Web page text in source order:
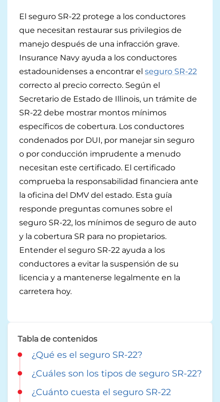
Seguro de bote
Seguro de Propiedad
Seguro de Casa
Seguro de Inquilinos
Protección Personal
Seguro de Vida
Seguro de Auto para Mexico
Telemedicina
Seguro de Negocios
Seguro de Negocios
Seguro de Auto Comercial
Seguro de Transporte Compartido
Productos Adicionales
Asistencia en Carretera
Grua y Reembolso de Alquiler
Ubicaciones
Illinois
Texas
Nevada
Indiana
Georgia
Sobre
Blog
Carreras
Contáctanos
El seguro SR-22 protege a los conductores
que necesitan restaurar sus privilegios de
manejo después de una infracción grave.
Insurance Navy ayuda a los conductores
estadounidenses a encontrar el seguro SR-22
correcto al precio correcto. Según el
Secretario de Estado de Illinois, un trámite de
SR-22 debe mostrar montos mínimos
específicos de cobertura. Los conductores
condenados por DUI, por manejar sin seguro
o por conducción imprudente a menudo
necesitan este certificado. El certificado
comprueba la responsabilidad financiera ante
la oficina del DMV del estado. Esta guía
responde preguntas comunes sobre el
seguro SR-22, los mínimos de seguro de auto
y la cobertura SR para no propietarios.
Entender el seguro SR-22 ayuda a los
conductores a evitar la suspensión de su
licencia y a mantenerse legalmente en la
carretera hoy.
Tabla de contenidos
¿Qué es el seguro SR-22?
¿Cuáles son los tipos de seguro SR-22?
¿Cuánto cuesta el seguro SR-22